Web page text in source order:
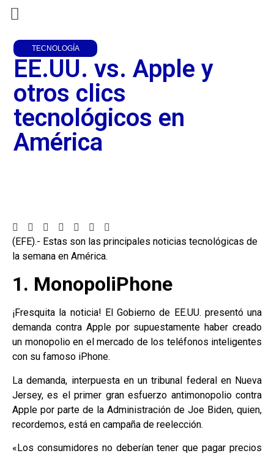
TECNOLOGÍA
EE.UU. vs. Apple y
otros clics
tecnológicos en
América
(EFE).- Estas son las principales noticias tecnológicas de
la semana en América.
1. MonopoliPhone
¡Fresquita la noticia! El Gobierno de EE.UU. presentó una
demanda contra Apple por supuestamente haber creado
un monopolio en el mercado de los teléfonos inteligentes
con su famoso iPhone.
La demanda, interpuesta en un tribunal federal en Nueva
Jersey, es el primer gran esfuerzo antimonopolio contra
Apple por parte de la Administración de Joe Biden, quien,
recordemos, está en campaña de reelección.
«Los consumidores no deberían tener que pagar precios